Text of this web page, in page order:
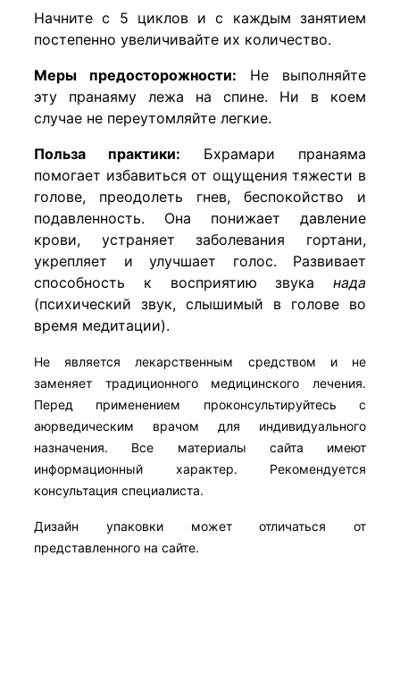
Начните с 5 циклов и с каждым занятием
постепенно увеличивайте их количество.
Меры предосторожности: Не выполняйте
эту пранаяму лежа на спине. Ни в коем
случае не переутомляйте легкие.
Польза практики: Бхрамари пранаяма
помогает избавиться от ощущения тяжести в
голове, преодолеть гнев, беспокойство и
подавленность. Она понижает давление
крови, устраняет заболевания гортани,
укрепляет и улучшает голос. Развивает
способность к восприятию звука нада
(психический звук, слышимый в голове во
время медитации).
Не является лекарственным средством и не
заменяет традиционного медицинского лечения.
Перед применением проконсультируйтесь с
аюрведическим врачом для индивидуального
назначения. Все материалы сайта имеют
информационный характер. Рекомендуется
консультация специалиста.
Дизайн упаковки может отличаться от
представленного на сайте.